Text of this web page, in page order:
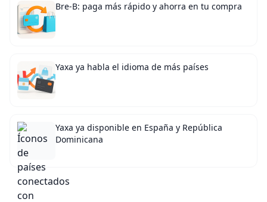
Bre-B: paga más rápido y ahorra en tu compra
Yaxa ya habla el idioma de más países
Yaxa ya disponible en España y República
Dominicana